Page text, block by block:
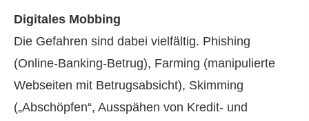
Digitales Mobbing
Die Gefahren sind dabei vielfältig. Phishing
(Online-Banking-Betrug), Farming (manipulierte
Webseiten mit Betrugsabsicht), Skimming
(„Abschöpfen“, Ausspähen von Kredit- und